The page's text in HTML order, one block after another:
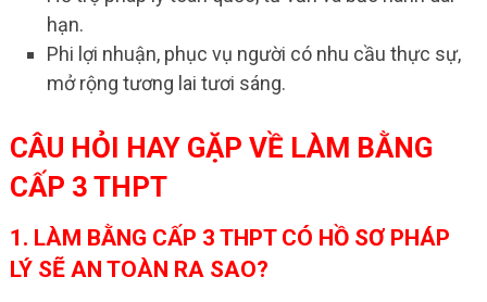
hạn.
Phi lợi nhuận, phục vụ người có nhu cầu thực sự,
mở rộng tương lai tươi sáng.
CÂU HỎI HAY GẶP VỀ LÀM BẰNG
CẤP 3 THPT
1. LÀM BẰNG CẤP 3 THPT CÓ HỒ SƠ PHÁP
LÝ SẼ AN TOÀN RA SAO?